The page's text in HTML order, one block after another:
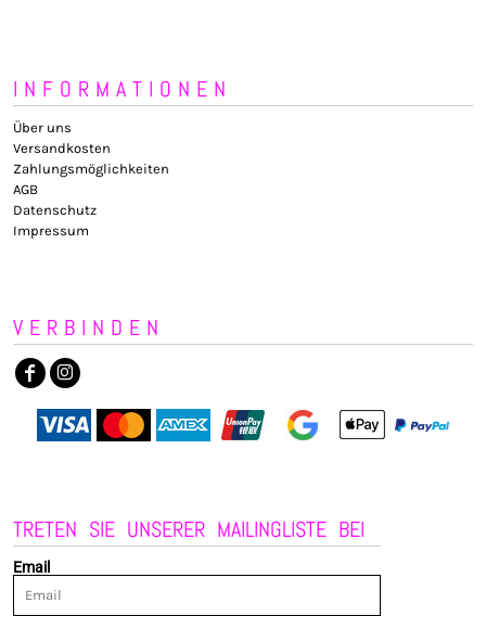
INFORMATIONEN
Über uns
Versandkosten
Zahlungsmöglichkeiten
AGB
Datenschutz
Impressum
VERBINDEN
TRETEN SIE UNSERER MAILINGLISTE BEI
Email